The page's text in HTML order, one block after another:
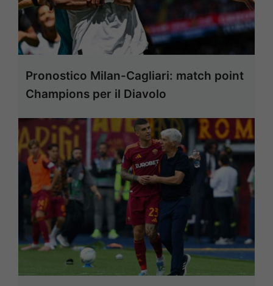
Pronostico Milan-Cagliari: match point
Champions per il Diavolo